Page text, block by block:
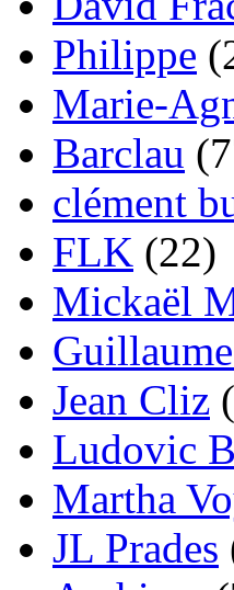
Philippe
Marie-
Barclau
clément
FLK (22)
Mickaël
Jean Cliz
Ludovic
Martha
JL Prades